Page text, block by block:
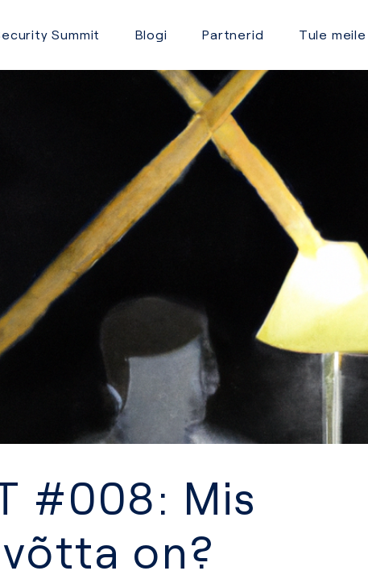
Summit Blogi Partnerid Tule
#008: Mis
on?